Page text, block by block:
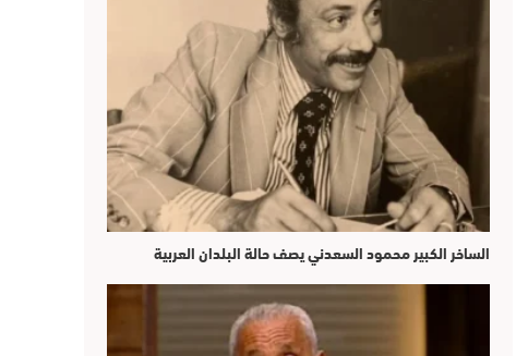
الساخر الكبير محمود السعدني يصف حالة البلدان العربية